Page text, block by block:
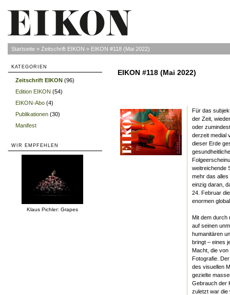
Startseite » Zeitschrift EIKON » EIKON #118 (Mai 2022)
KATEGORIEN
Zeitschrift EIKON (96)
Edition EIKON (54)
EIKON-Abo (4)
Publikationen (30)
Manifest
WIR EMPFEHLEN
Klaus Pichler: Grapes
EIKON #118 (Mai 2022)
Für das
der Zeit,
oder
derzeit medial
dieser Erde
weitreichende
mehr das alles
einzig daran,
24. Februar
enormen
Mit dem durch
auf seinen
humanitären
bringt – eines
Macht, die von
Fotografie.
des visuellen
gezielte
Gebrauch der
zuletzt war die